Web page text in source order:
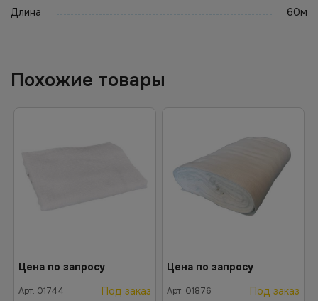
Длина
60м
Похожие товары
Цена по запросу
Арт. 01744
Под заказ
Цена по запросу
Арт. 01876
Под заказ